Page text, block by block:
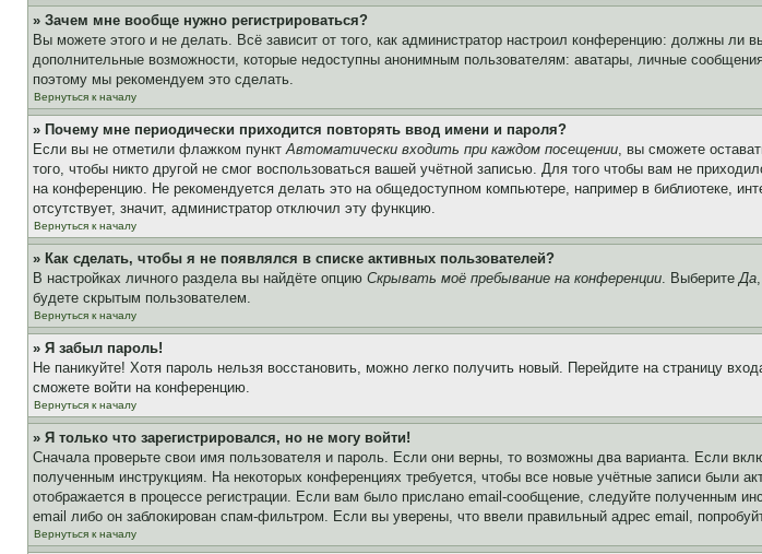
» Зачем мне вообще нужно регистрироваться?
Вы можете этого и не делать. Всё зависит от того, как администратор настроил конференцию: должны ли
дополнительные возможности, которые недоступны анонимным пользователям: аватары, личные
поэтому мы рекомендуем это сделать.
Вернуться к началу
» Почему мне периодически приходится повторять ввод имени и пароля?
Если вы не отметили флажком пунктАвтоматически входить при каждом посещении, вы сможете
того, чтобы никто другой не смог воспользоваться вашей учётной записью. Для того чтобы вам не
на конференцию. Не рекомендуется делать это на общедоступном компьютере, например в библиотеке,
отсутствует, значит, администратор отключил эту функцию.
Вернуться к началу
» Как сделать, чтобы я не появлялся в списке активных пользователей?
В настройках личного раздела вы найдёте опцию Скрывать моё пребывание на конференции. ВыберитеДа
будете скрытым пользователем.
Вернуться к началу
» Я забыл пароль!
Не паникуйте! Хотя пароль нельзя восстановить, можно легко получить новый. Перейдите на страницу
сможете войти на конференцию.
Вернуться к началу
» Я только что зарегистрировался, но не могу войти!
Сначала проверьте свои имя пользователя и пароль. Если они верны, то возможны два варианта. Если
полученным инструкциям. На некоторых конференциях требуется, чтобы все новые учётные записи были
отображается в процессе регистрации. Если вам было прислано email-сообщение, следуйте полученным
email либо он заблокирован спам-фильтром. Если вы уверены, что ввели правильный адрес email,
Вернуться к началу